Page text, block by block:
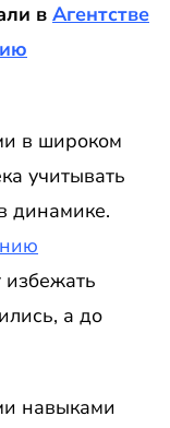
в Агентстве
в широком
учитывать
динамике.
а до
навыками